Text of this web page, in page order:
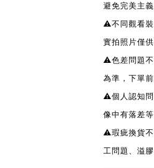
避免完美主
⚠️不同觀看裝
實拍照片僅
⚠️色差問題不
為準，下單
⚠️個人認知問
像中有落差
⚠️瑕疵換貨不
工問題、溢